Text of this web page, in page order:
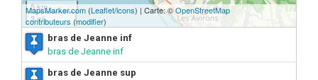
5 km
3 mi
MapsMarker.com (Leaflet/icons) | Carte: ©OpenStreetMap
contributeurs (modifier)
bras de Jeanne inf
bras de Jeanne inf
bras de Jeanne sup